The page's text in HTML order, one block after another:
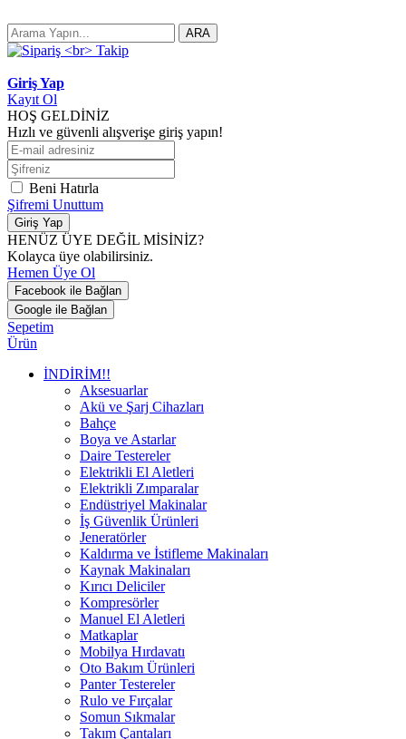
ARA
Giriş Yap
Kayıt Ol
HOŞ GELDİNİZ
Hızlı ve güvenli alışverişe giriş yapın!
Beni Hatırla
Şifremi Unuttum
Giriş Yap
HENÜZ ÜYE DEĞİL MİSİNİZ?
Kolayca üye olabilirsiniz.
Hemen Üye Ol
Facebook ile Bağlan
Google ile Bağlan
Sepetim
Ürün
İNDİRİM!!
Aksesuarlar
Akü ve Şarj Cihazları
Bahçe
Boya ve Astarlar
Daire Testereler
Elektrikli El Aletleri
Elektrikli Zımparalar
Endüstriyel Makinalar
İş Güvenlik Ürünleri
Jeneratörler
Kaldırma ve İstifleme Makinaları
Kaynak Makinaları
Kırıcı Deliciler
Kompresörler
Manuel El Aletleri
Matkaplar
Mobilya Hırdavatı
Oto Bakım Ürünleri
Panter Testereler
Rulo ve Fırçalar
Somun Sıkmalar
Takım Çantaları